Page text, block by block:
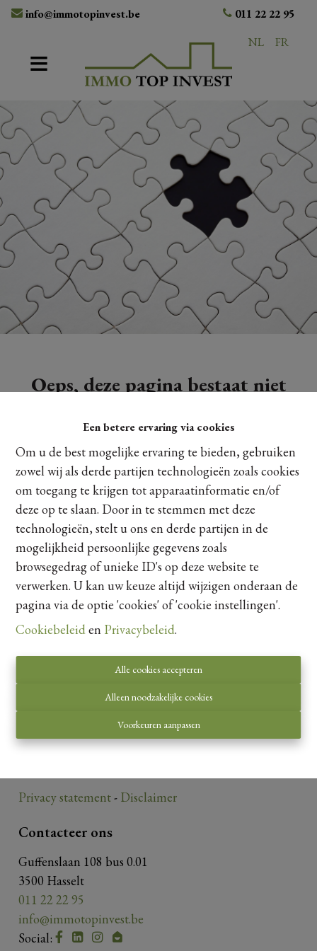
Een betere ervaring via cookies
Om u de best mogelijke ervaring te bieden, gebruiken
zowel wij als derde partijen technologieën zoals cookies
om toegang te krijgen tot apparaatinformatie en/of
deze op te slaan. Door in te stemmen met deze
technologieën, stelt u ons en derde partijen in de
mogelijkheid persoonlijke gegevens zoals
browsegedrag of unieke ID's op deze website te
verwerken. U kan uw keuze altijd wijzigen onderaan de
pagina via de optie 'cookies' of 'cookie instellingen'.
Cookiebeleiden Privacybeleid.
Alle cookies accepteren
Alleen noodzakelijke cookies
Voorkeuren aanpassen
info@immotopinvest.be
011 22 22 95
NL
FR
Oeps, deze pagina bestaat niet
Te koop Te huur
Toezichthoudende autoriteit:
Luxemburgstraat 16 B te 1000 Brussel.
Privacy statement- Disclaimer
Contacteer ons
Guffenslaan 108 bus 0.01
3500 Hasselt
011 22 22 95
info@immotopinvest.be
Social: